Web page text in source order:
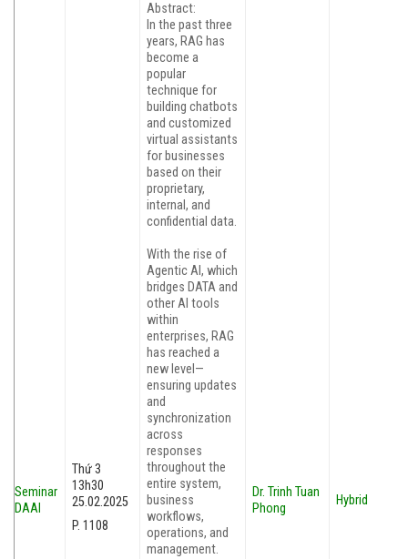
Seminar
DAAI
Thứ 3
13h30
25.02.2025
P. 1108
Abstract:
In the past three
years, RAG has
become a
popular
technique for
building chatbots
and customized
virtual assistants
for businesses
based on their
proprietary,
internal, and
confidential data.
With the rise of
Agentic AI, which
bridges DATA and
other AI tools
within
enterprises, RAG
has reached a
new level—
ensuring updates
and
synchronization
across
responses
throughout the
entire system,
business
workflows,
operations, and
management.
Dr. Trinh Tuan
Phong
Hybrid